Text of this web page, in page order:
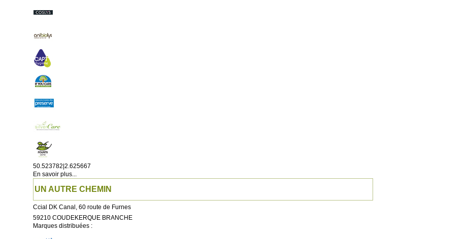
50.523782|2.625667
En savoir plus...
UN AUTRE CHEMIN
Ccial DK Canal, 60 route de Furnes
59210 COUDEKERQUE BRANCHE
Marques distribuées :